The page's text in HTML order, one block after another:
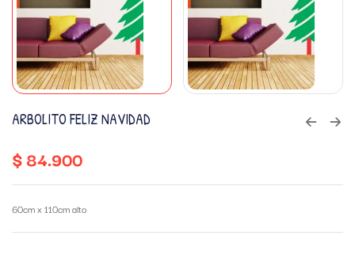
ARBOLITO FELIZ NAVIDAD
$84.900
60cm x 110cm alto